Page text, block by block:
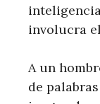
involucra
A un
de